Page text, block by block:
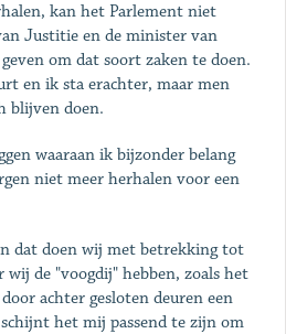
kan het Parlement niet
Justitie en de minister van
om dat soort zaken te doen.
en ik sta erachter, maar men
blijven doen.
waaraan ik bijzonder belang
niet meer herhalen voor een
dat doen wij met betrekking tot
wij de "voogdij" hebben, zoals het
achter gesloten deuren een
het mij passend te zijn om